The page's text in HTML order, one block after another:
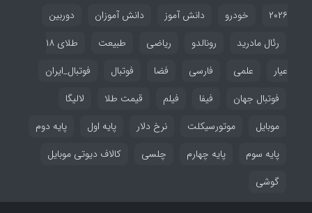
۲۰۲۶
خودرو دانش آموز دانش آموزان
دوربین
رئال مادرید
رونالدو ریاضی طبیعت
طلای ۱۸
عیار
علمی فارسی فضا فوتبال
فوتبال_ایران
فوتبال جهان
فیفا فیلم قیمت طلا
لالیگا
موبایل
موتورسیکلت نرخ دلار پایه اول
پایه دوم
پایه سوم
پایه چهارم چلسی
کالاف دیوتی موبایل
گوشی